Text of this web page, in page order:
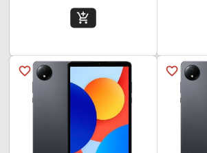
add_shopping_cart
favorite_border
favorite_border